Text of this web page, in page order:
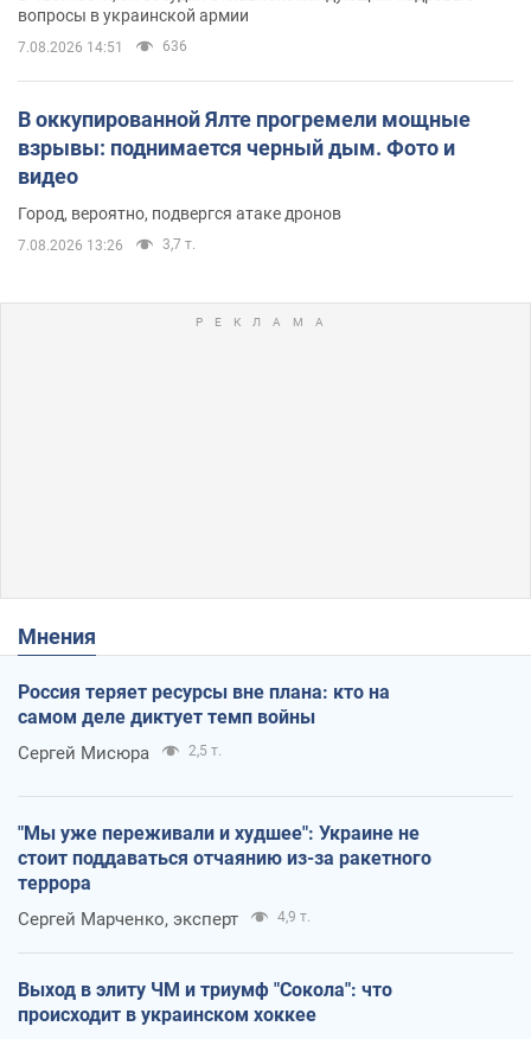
вопросы в украинской армии
7.08.2026 14:51 636
В оккупированной Ялте прогремели мощные
взрывы: поднимается черный дым. Фото и
видео
Город, вероятно, подвергся атаке дронов
7.08.2026 13:26 3,7 т.
Мнения
Россия теряет ресурсы вне плана: кто на
самом деле диктует темп войны
Сергей Мисюра 2,5 т.
"Мы уже переживали и худшее": Украине не
стоит поддаваться отчаянию из-за ракетного
террора
Сергей Марченко, эксперт 4,9 т.
Выход в элиту ЧМ и триумф "Сокола": что
происходит в украинском хоккее